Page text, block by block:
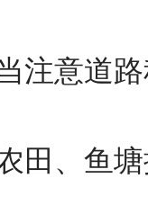
注意道
田、鱼